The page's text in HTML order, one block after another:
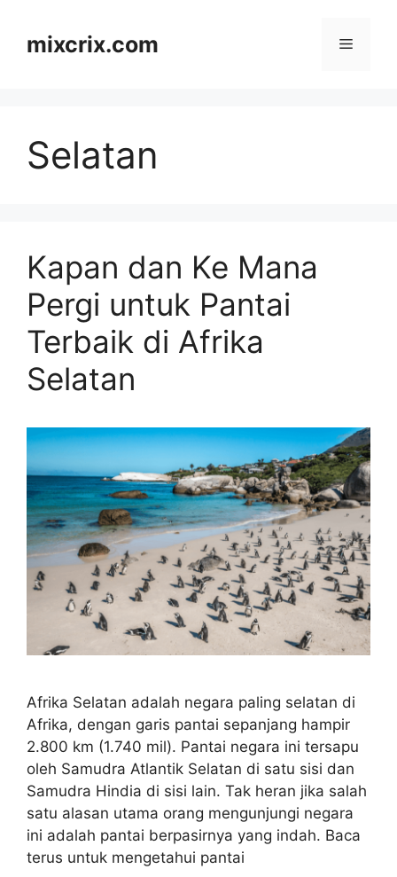
contentmixcrix.com Menu
Selatan
Kapan dan Ke Mana
Pergi untuk Pantai
Terbaik di Afrika
Selatan
Afrika Selatan adalah negara paling selatan di
Afrika, dengan garis pantai sepanjang hampir
2.800 km (1.740 mil). Pantai negara ini tersapu
oleh Samudra Atlantik Selatan di satu sisi dan
Samudra Hindia di sisi lain. Tak heran jika salah
satu alasan utama orang mengunjungi negara
ini adalah pantai berpasirnya yang indah. Baca
terus untuk mengetahui pantai